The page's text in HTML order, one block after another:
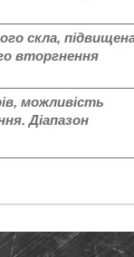
скла,
вторгнення
можливість
Діапазон